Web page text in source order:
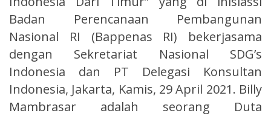
Badan Perencanaan Pembangunan
Nasional RI (Bappenas RI) bekerjasama
dengan Sekretariat Nasional SDG’s
Indonesia dan PT Delegasi Konsultan
Indonesia, Jakarta, Kamis, 29 April 2021. Billy
Mambrasar adalah seorang Duta